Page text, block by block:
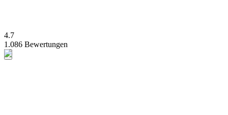
4.7
1.086 Bewertungen